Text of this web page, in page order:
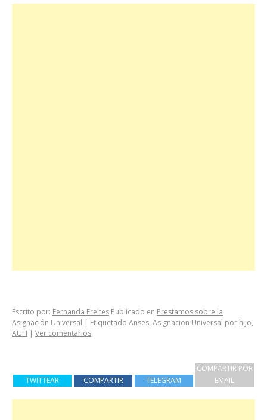
Escrito por: Fernanda Freites Publicado en Prestamos sobre la
Asignación Universal | Etiquetado Anses, Asignacion Universal por hijo,
AUH | Ver comentarios
TWITTEAR COMPARTIR TELEGRAM
COMPARTIR POR
EMAIL